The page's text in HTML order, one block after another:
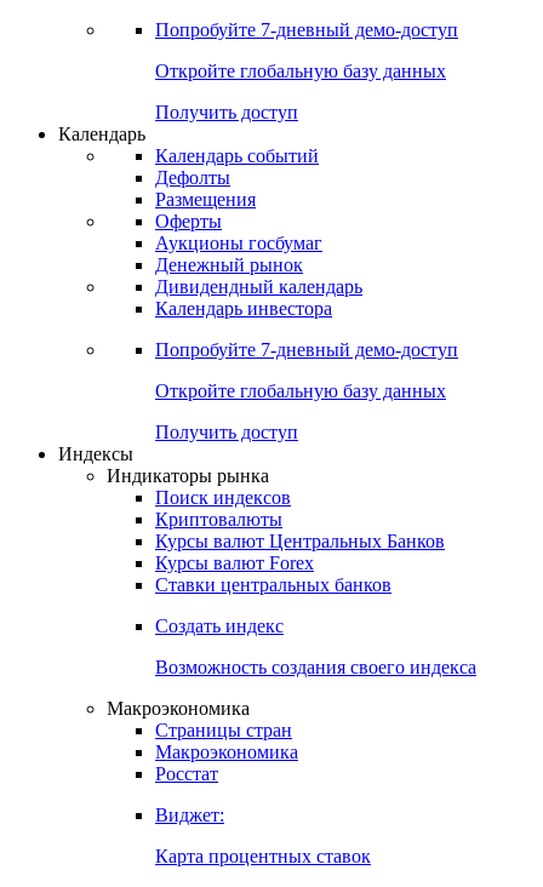
Попробуйте 7-дневный демо-доступ
Откройте глобальную базу данных
Получить доступ
Календарь
Календарь событий
Дефолты
Размещения
Оферты
Аукционы госбумаг
Денежный рынок
Дивидендный календарь
Календарь инвестора
Попробуйте 7-дневный демо-доступ
Откройте глобальную базу данных
Получить доступ
Индексы
Индикаторы рынка
Поиск индексов
Криптовалюты
Курсы валют Центральных Банков
Курсы валют Forex
Ставки центральных банков
Создать индекс
Возможность создания своего индекса
Макроэкономика
Страницы стран
Макроэкономика
Росстат
Виджет:
Карта процентных ставок